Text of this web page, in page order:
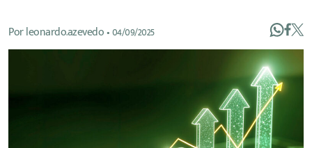
Porleonardo.azevedo•04/09/2025